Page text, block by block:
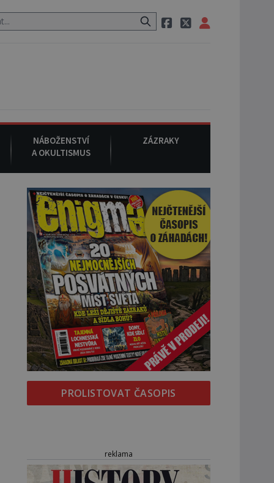
po cestě utíká zvláštní psovitá šelma, údajně bájná čupakabra.
NÁBOŽENSTVÍ
A OKULTISMUS
ZÁZRAKY
PROLISTOVAT ČASOPIS
reklama